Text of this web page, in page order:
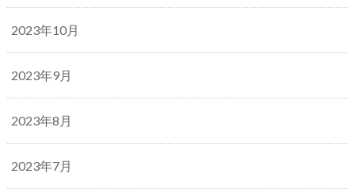
2023年10月
2023年9月
2023年8月
2023年7月